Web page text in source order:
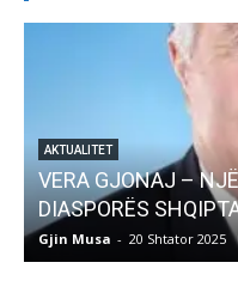
AKTUALITET
Pregaditi
Gjin Musa - 8